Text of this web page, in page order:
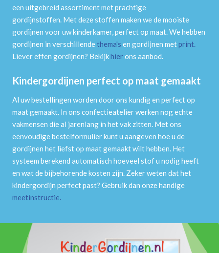
een uitgebreid assortiment met prachtige
gordijnstoffen. Met deze stoffen maken we de mooiste
gordijnen voor uw kinderkamer, perfect op maat. We hebben
gordijnen in verschillendethema's en gordijnen metprint.
Liever effen gordijnen? Bekijkhierons aanbod.
Kindergordijnen perfect op maat gemaakt
Al uw bestellingen worden door ons kundig en perfect op
maat gemaakt. In ons confectieatelier werken nog echte
vakmensen die al jarenlang in het vak zitten. Met ons
eenvoudige bestelformulier kunt u aangeven hoe u de
gordijnen het liefst op maat gemaakt wilt hebben. Het
systeem berekend automatisch hoeveel stof u nodig heeft
en wat de bijbehorende kosten zijn. Zeker weten dat het
kindergordijn perfect past? Gebruik dan onze handige
meetinstructie.